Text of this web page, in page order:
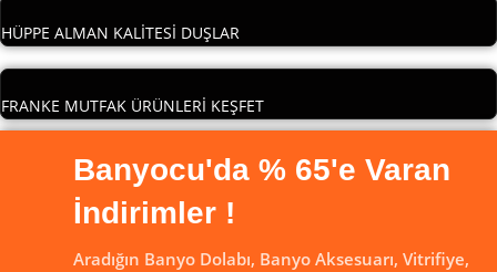
HÜPPE ALMAN KALİTESİ DUŞLAR
FRANKE MUTFAK ÜRÜNLERİ KEŞFET
Banyocu'da % 65'e Varan
İndirimler !
Aradığın Banyo Dolabı, Banyo Aksesuarı, Vitrifiye,